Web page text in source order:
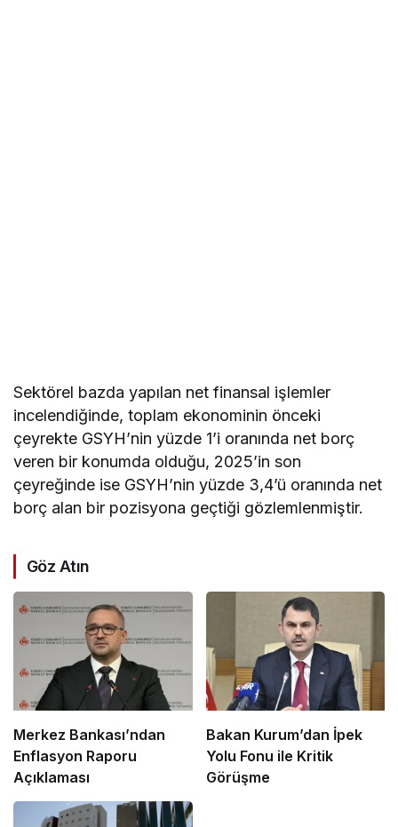
Sektörel bazda yapılan net finansal işlemler
incelendiğinde, toplam ekonominin önceki
çeyrekte GSYH’nin yüzde 1’i oranında net borç
veren bir konumda olduğu, 2025’in son
çeyreğinde ise GSYH’nin yüzde 3,4’ü oranında net
borç alan bir pozisyona geçtiği gözlemlenmiştir.
Göz Atın
Merkez Bankası’ndan
Enflasyon Raporu
Açıklaması
Bakan Kurum’dan İpek
Yolu Fonu ile Kritik
Görüşme